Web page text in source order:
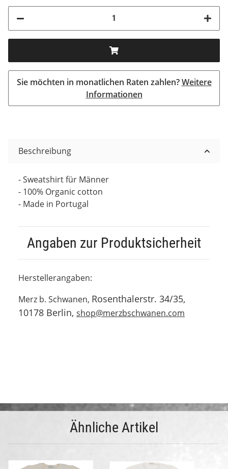
Sie möchten in monatlichen Raten zahlen?Weitere
Informationen
Beschreibung
- Sweatshirt für Männer
- 100% Organic cotton
- Made in Portugal
Angaben zur Produktsicherheit
Herstellerangaben:
Merz b. Schwanen, Rosenthalerstr. 34/35,
10178 Berlin, shop@merzbschwanen.com
Ähnliche Artikel